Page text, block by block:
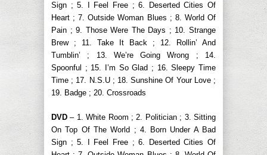
Sign ; 5. I Feel Free ; 6. Deserted Cities Of
Heart ; 7. Outside Woman Blues ; 8. World Of
Pain ; 9. Those Were The Days ; 10. Strange
Brew ; 11. Take It Back ; 12. Rollin’ And
Tumblin’ ; 13. We’re Going Wrong ; 14.
Spoonful ; 15. I’m So Glad ; 16. Sleepy Time
Time ; 17. N.S.U ; 18. Sunshine Of Your Love ;
19. Badge ; 20. Crossroads
DVD – 1. White Room ; 2. Politician ; 3. Sitting
On Top Of The World ; 4. Born Under A Bad
Sign ; 5. I Feel Free ; 6. Deserted Cities Of